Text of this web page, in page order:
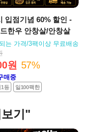
입점기념 60% 할인 -
한우 안창살/안창살
는 가격/3팩이상 무료배송
원 57%
매중
1등 일100팩한
기"